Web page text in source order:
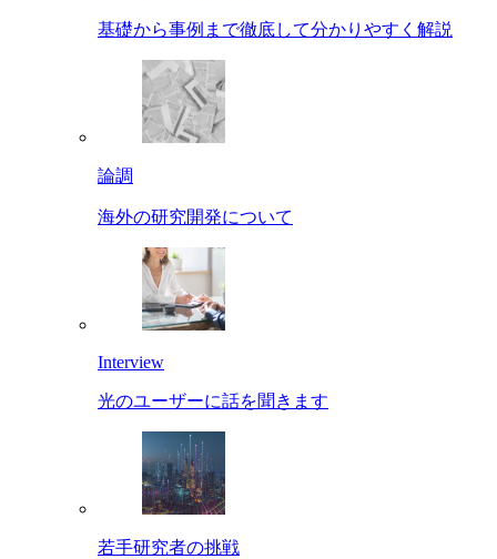
基礎から事例まで徹底して分かりやすく解説
論調
海外の研究開発について
Interview
光のユーザーに話を聞きます
若手研究者の挑戦